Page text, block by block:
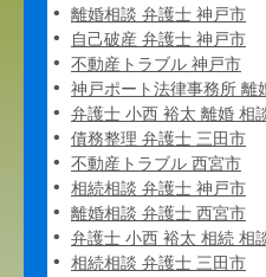
離婚相談 弁護士 神戸市
自己破産 弁護士 神戸市
不動産トラブル 神戸市
神戸ポート法律事務所 離
弁護士 小西 裕太 離婚 相
債務整理 弁護士 三田市
不動産トラブル 西宮市
相続相談 弁護士 神戸市
離婚相談 弁護士 西宮市
弁護士 小西 裕太 相続 相
相続相談 弁護士 三田市